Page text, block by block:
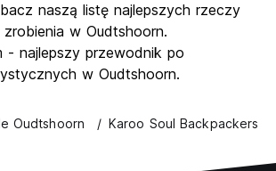
naszą listę najlepszych rzeczy
w Oudtshoorn.
- najlepszy przewodnik po
w Oudtshoorn.
Oudtshoorn Karoo Soul Backpackers